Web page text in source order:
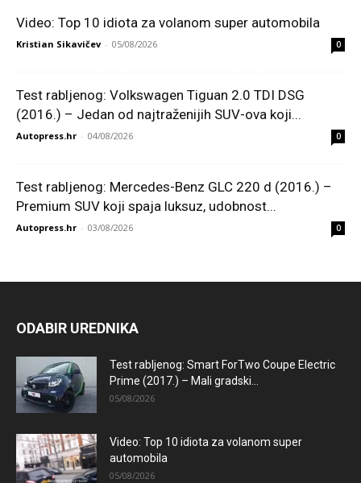
Video: Top 10 idiota za volanom super automobila
Kristian Sikavičev - 05/08/2026 0
Test rabljenog: Volkswagen Tiguan 2.0 TDI DSG
(2016.) – Jedan od najtraženijih SUV-ova koji...
Autopress.hr - 04/08/2026 0
Test rabljenog: Mercedes-Benz GLC 220 d (2016.) –
Premium SUV koji spaja luksuz, udobnost...
Autopress.hr - 03/08/2026 0
ODABIR UREDNIKA
Test rabljenog: Smart ForTwo Coupe Electric
Prime (2017.) – Mali gradski...
05/08/2026
Video: Top 10 idiota za volanom super
automobila
05/08/2026